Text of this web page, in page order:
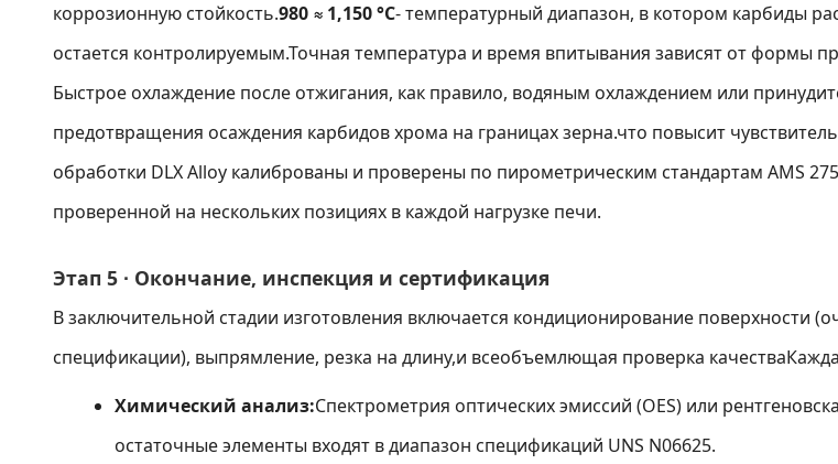
коррозионную стойкость.980 ≈ 1,150 °C- температурный диапазон, в котором карбиды
остается контролируемым.Точная температура и время впитывания зависят от формы
Быстрое охлаждение после отжигания, как правило, водяным охлаждением или
предотвращения осаждения карбидов хрома на границах зерна.что повысит
обработки DLX Alloy калиброваны и проверены по пирометрическим стандартам AMS
проверенной на нескольких позициях в каждой нагрузке печи.
Этап 5 ∙ Окончание, инспекция и сертификация
В заключительной стадии изготовления включается кондиционирование поверхности
спецификации), выпрямление, резка на длину,и всеобъемлющая проверка
Химический анализ:Спектрометрия оптических эмиссий (OES) или
остаточные элементы входят в диапазон спецификаций UNS N06625.